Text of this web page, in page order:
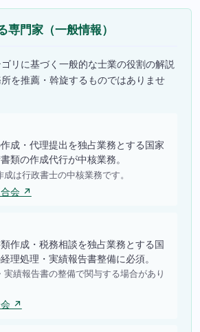
専門家（一般情報）
ゴリに基づく一般的な士業の役割の解説
を推薦・斡旋するものではありませ
成・代理提出を独占業務とする国家
類の作成代行が中核業務。
は行政書士の中核業務です。
合会 ↗
作成・税務相談を独占業務とする国
理処理・実績報告書整備に必須。
績報告書の整備で関与する場合があり
会 ↗